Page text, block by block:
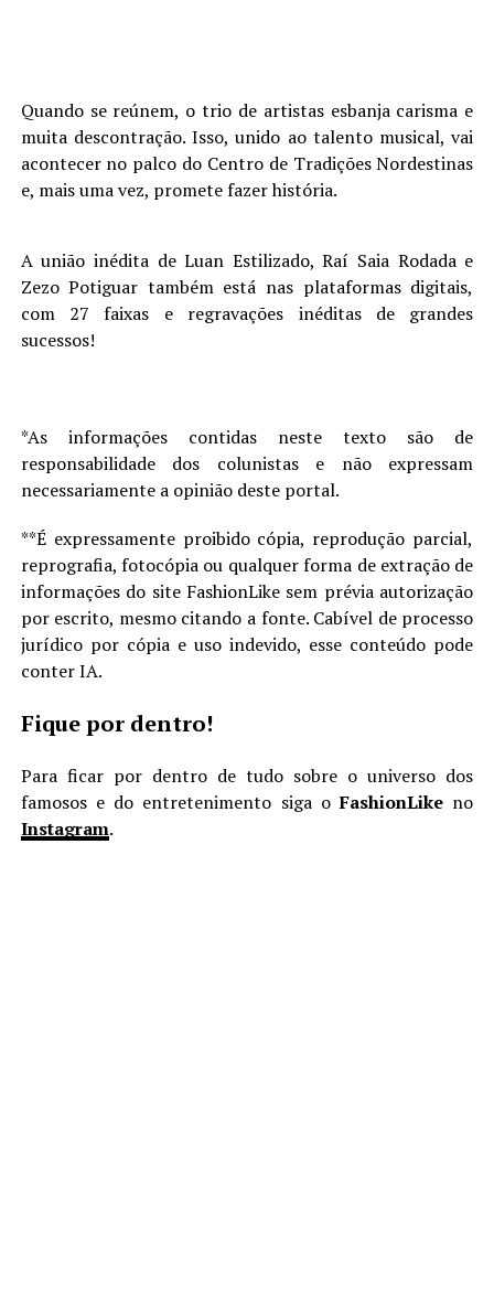
Quando se reúnem, o trio de artistas esbanja carisma e
muita descontração. Isso, unido ao talento musical, vai
acontecer no palco do Centro de Tradições Nordestinas
e, mais uma vez, promete fazer história.
A união inédita de Luan Estilizado, Raí Saia Rodada e
Zezo Potiguar também está nas plataformas digitais,
com 27 faixas e regravações inéditas de grandes
sucessos!
*As informações contidas neste texto são de
responsabilidade dos colunistas e não expressam
necessariamente a opinião deste portal.
**É expressamente proibido cópia, reprodução parcial,
reprografia, fotocópia ou qualquer forma de extração de
informações do site FashionLike sem prévia autorização
por escrito, mesmo citando a fonte. Cabível de processo
jurídico por cópia e uso indevido, esse conteúdo pode
conter IA.
Fique por dentro!
Para ficar por dentro de tudo sobre o universo dos
famosos e do entretenimento siga oFashionLike no
Instagram.